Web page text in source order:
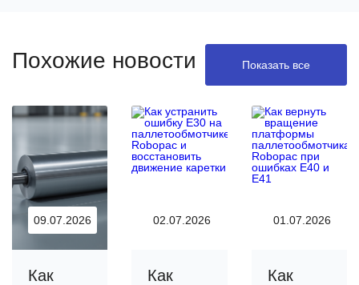
Похожие новости Показать все
09.07.2026
Как
02.07.2026
Как
01.07.2026
Как